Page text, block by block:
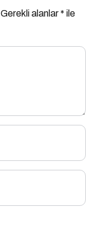
Gerekli alanlar* ile